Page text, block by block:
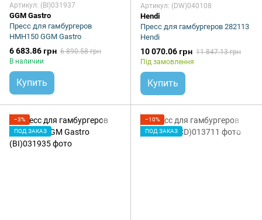
Артикул: (BI)031937
GGM Gastro
Пресс для гамбургеров
HMH150 GGM Gastro
6 683.86 грн 6 890.58 грн
В наличии
Купить
Артикул: (DW)040108
Hendi
Пресс для гамбургеров 282113
Hendi
10 070.06 грн 11 847.13 грн
Під замовлення
Купить
−3%
ПОД ЗАКАЗ
−10%
ПОД ЗАКАЗ